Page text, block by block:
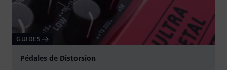
GUIDES
Pédales de Distorsion